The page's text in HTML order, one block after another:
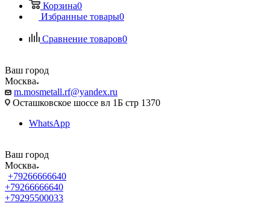
Корзина0
Избранные товары0
Сравнение товаров0
Ваш город
Москва
m.mosmetall.rf@yandex.ru
Осташковское шоссе вл 1Б стр 1370
WhatsApp
Ваш город
Москва
+79266666640
+79266666640
+79295500033